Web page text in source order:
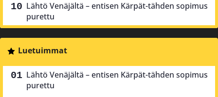
Lähtö Venäjältä – entisen Kärpät-tähden sopimus
purettu
Luetuimmat
Lähtö Venäjältä – entisen Kärpät-tähden sopimus
purettu